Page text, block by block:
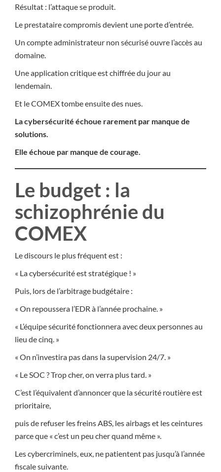
Résultat : l’attaque se produit.
Le prestataire compromis devient une porte d’entrée.
Un compte administrateur non sécurisé ouvre l’accès au
domaine.
Une application critique est chiffrée du jour au
lendemain.
Et le COMEX tombe ensuite des nues.
La cybersécurité échoue rarement par manque de
solutions.
Elle échoue par manque de courage.
Le budget : la
schizophrénie du
COMEX
Le discours le plus fréquent est :
« La cybersécurité est stratégique ! »
Puis, lors de l’arbitrage budgétaire :
« On repoussera l’EDR à l’année prochaine. »
« L’équipe sécurité fonctionnera avec deux personnes au
lieu de cinq. »
« On n’investira pas dans la supervision 24/7. »
« Le SOC ? Trop cher, on verra plus tard. »
C’est l’équivalent d’annoncer que la sécurité routière est
prioritaire,
puis de refuser les freins ABS, les airbags et les ceintures
parce que « c’est un peu cher quand même ».
Les cybercriminels, eux, ne patientent pas jusqu’à l’année
fiscale suivante.